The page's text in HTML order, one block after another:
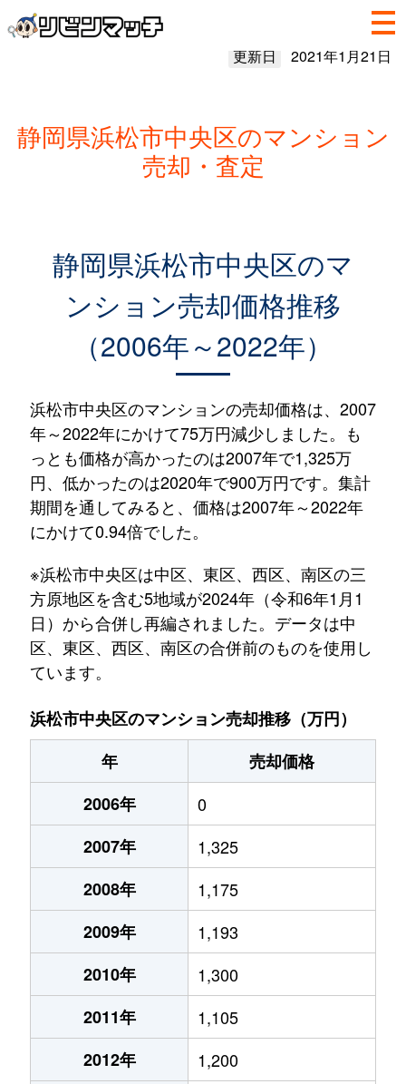
更新日 2021年1月21日
静岡県浜松市中央区のマンション
売却・査定
静岡県浜松市中央区のマ
ンション売却価格推移
（2006年～2022年）
浜松市中央区のマンションの売却価格は、2007
年～2022年にかけて75万円減少しました。も
っとも価格が高かったのは2007年で1,325万
円、低かったのは2020年で900万円です。集計
期間を通してみると、価格は2007年～2022年
にかけて0.94倍でした。
※浜松市中央区は中区、東区、西区、南区の三
方原地区を含む5地域が2024年（令和6年1月1
日）から合併し再編されました。データは中
区、東区、西区、南区の合併前のものを使用し
ています。
浜松市中央区のマンション売却推移（万円）
年
売却価格
2006年
0
2007年
1,325
2008年
1,175
2009年
1,193
2010年
1,300
2011年
1,105
2012年
1,200